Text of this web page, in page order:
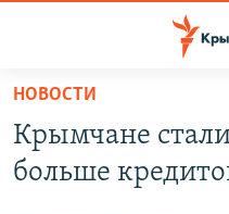
Вернуться
основному
содержанию
СПЕЦПРОЕКТЫ
НОВОСТИ
Крымчане
больше